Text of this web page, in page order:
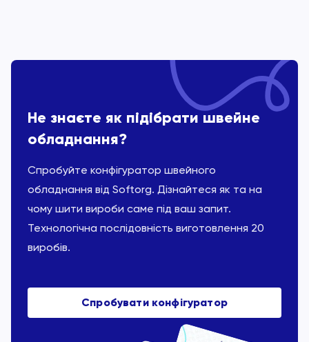
Не знаєте як підібрати швейне
обладнання?
Спробуйте конфігуратор швейного
обладнання від Softorg. Дізнайтеся як та на
чому шити вироби саме під ваш запит.
Технологічна послідовність виготовлення 20
виробів.
Спробувати конфігуратор